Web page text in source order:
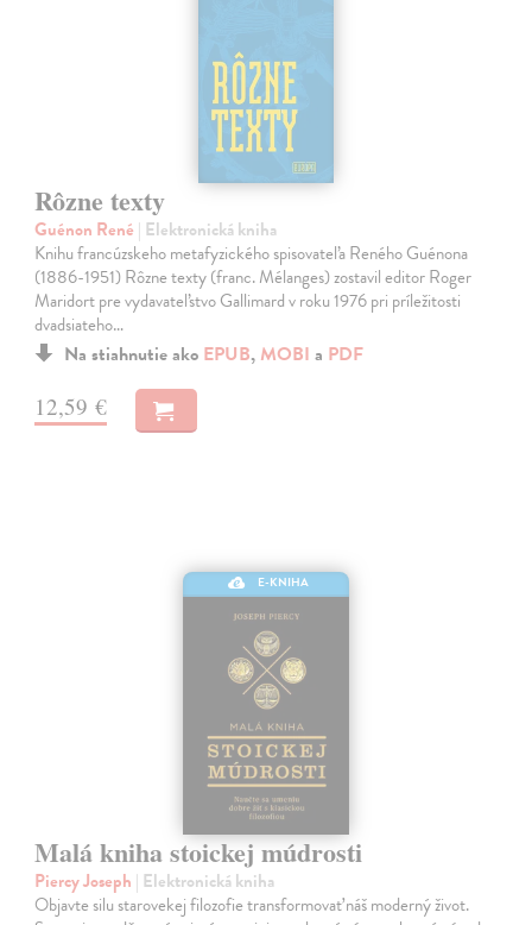
Rôzne texty
Guénon René | Elektronická kniha
Knihu francúzskeho metafyzického spisovateľa Reného Guénona
(1886-1951) Rôzne texty (franc. Mélanges) zostavil editor Roger
Maridort pre vydavateľstvo Gallimard v roku 1976 pri príležitosti
dvadsiateho…
Na stiahnutie ako EPUB, MOBI a PDF
12,59 €
E-KNIHA
Malá kniha stoickej múdrosti
Piercy Joseph | Elektronická kniha
Objavte silu starovekej filozofie transformovať náš moderný život.